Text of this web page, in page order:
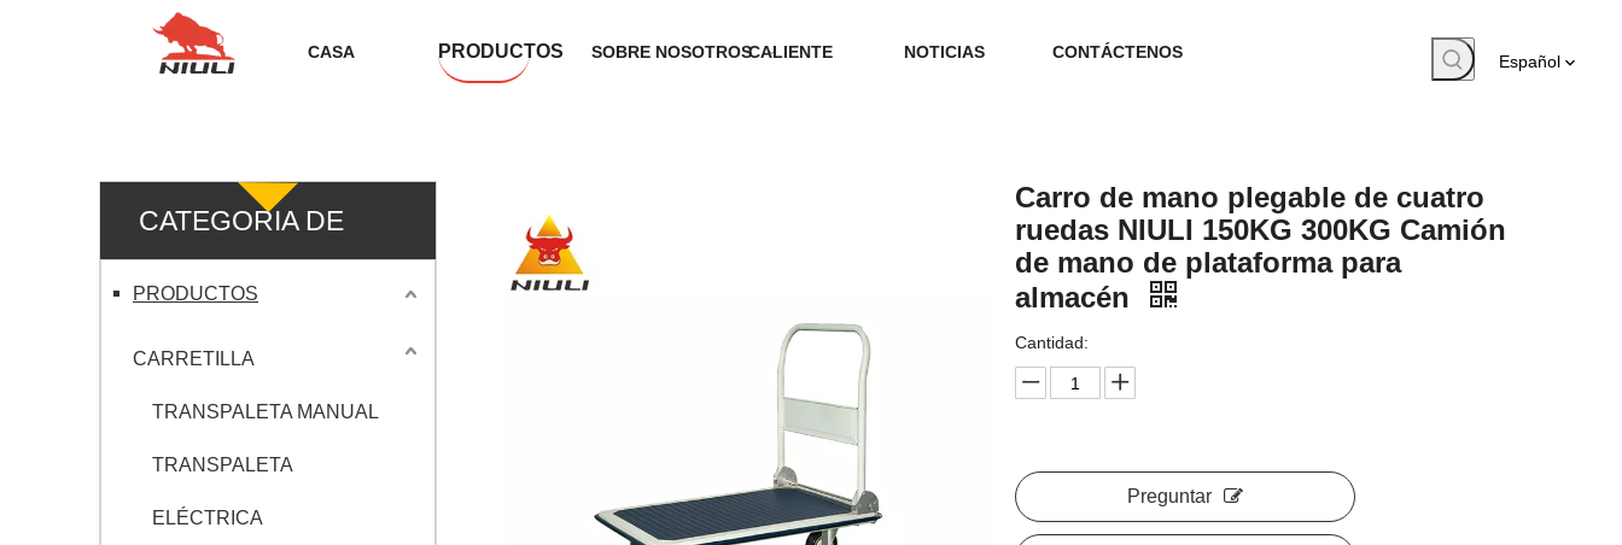
CASA PRODUCTOS SOBRE NOSOTROSCALIENTE NOTICIAS CONTÁCTENOS Español
CATEGORIA DE
PRODUCTO
PRODUCTOS
CARRETILLA
TRANSPALETA MANUAL
TRANSPALETA
ELÉCTRICA
Carro de mano plegable de cuatro
ruedas NIULI 150KG 300KG Camión
de mano de plataforma para
almacén
Cantidad:
Preguntar